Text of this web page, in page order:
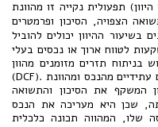
תפעולית נקייה זו מהוונת (מחולקת בשיעור היוון – Cap Rate) לשווי שוק
הצפויה, הסיכון ופרמטרים
בשיעור ההיוון יכולים להוביל
לטווח ארוך או נכסים בעלי
בניתוח תזרים מזומנים מהוון
(DCF). שיטה זו מציגה תחזית של תזרימי מזומנים עתידיים מהנכס ומהוונת
המשקף את הסיכון והתשואה
שכן היא מעריכה את הנכס
שלו, המהווה תכונה כלכלית